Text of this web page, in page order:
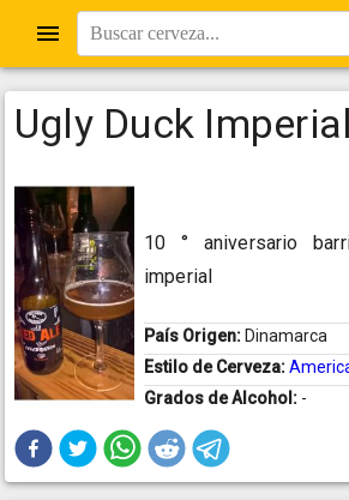
Buscar cerveza...
Ugly Duck
10 ° aniversario
imperial
País Origen: Dinamarca
Estilo de Cerveza:
Grados de Alcohol: -